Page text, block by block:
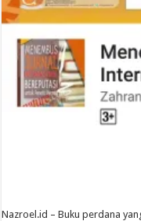
Nazroel.id – Buku perdana